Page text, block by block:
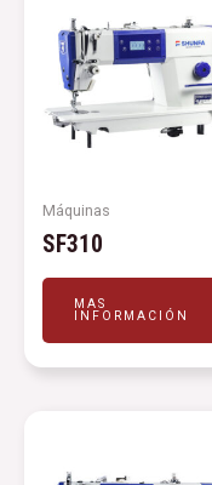
Máquinas
SF310
MAS
INFORMACIÓN